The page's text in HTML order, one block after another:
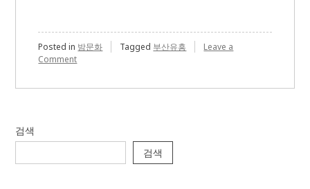
Posted in 밤문화 Tagged 부산유흥
Leave a
Commenton
방
검색
검색